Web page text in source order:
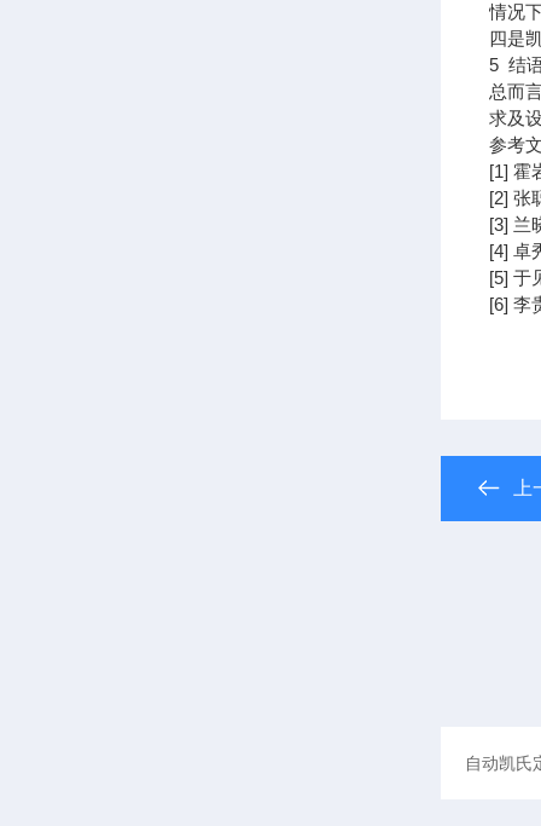
情况
四是
5 结
总而
求及
参考
[1] 霍
[2] 张
[3] 兰
[4] 卓
[5] 于
[6] 李